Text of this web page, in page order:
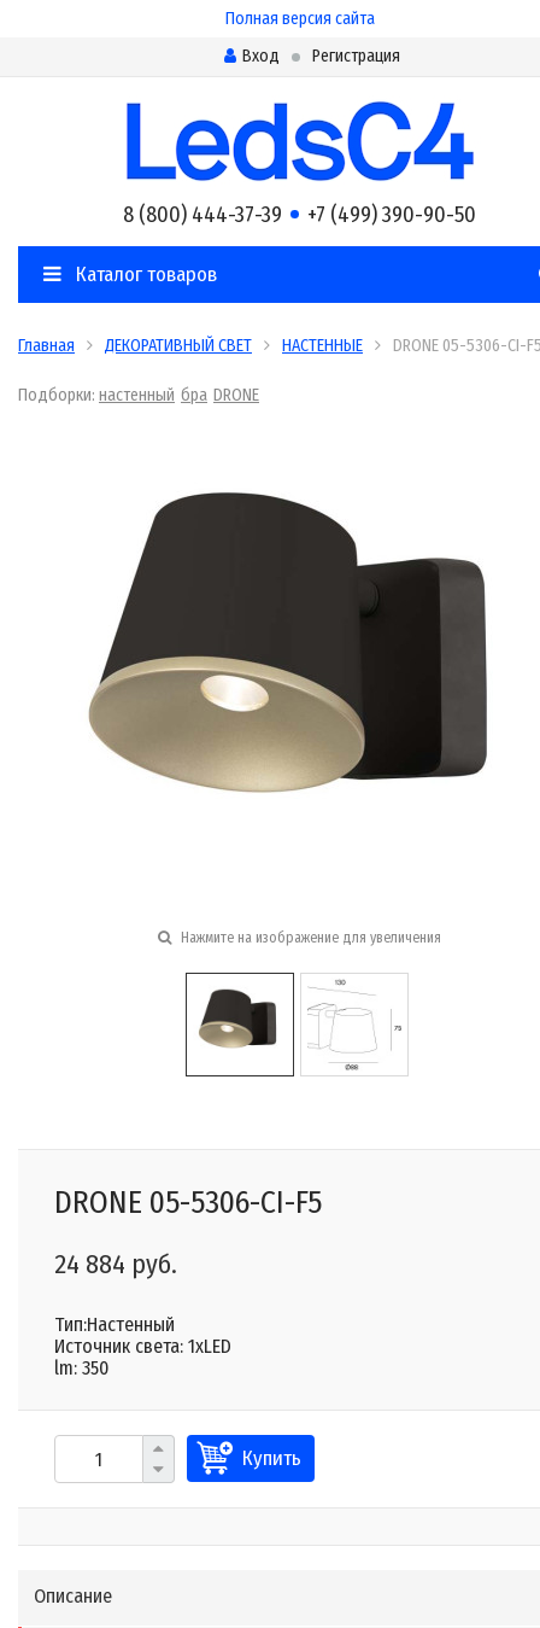
Полная версия сайта
Вход
Регистрация
8 (800) 444-37-39 +7 (499) 390-90-50
Каталог товаров
Главная ДЕКОРАТИВНЫЙ СВЕТ НАСТЕННЫЕ DRONE 05-5306-CI-
Подборки: настенный бра DRONE
Нажмите на изображение для увеличения
DRONE 05-5306-CI-F5
24 884 руб.
Тип:Настенный
Источник света: 1xLED
lm: 350
Купить
Описание